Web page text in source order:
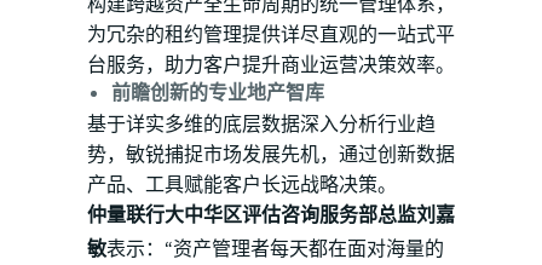
为冗杂的租约管理提供详尽直观的一站式平
台服务，助力客户提升商业运营决策效率。
前瞻创新的专业地产智库
基于详实多维的底层数据深入分析行业趋
势，敏锐捕捉市场发展先机，通过创新数据
产品、工具赋能客户长远战略决策。
仲量联行大中华区评估咨询服务部总监刘嘉
敏表示：“资产管理者每天都在面对海量的